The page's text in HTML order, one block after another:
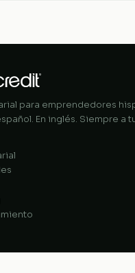
para emprendedores
En inglés. Siempre a